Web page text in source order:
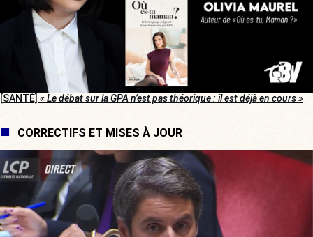
[SANTÉ] « Le débat sur la GPA n’est pas théorique : il est déjà en cours »
CORRECTIFS ET MISES À JOUR